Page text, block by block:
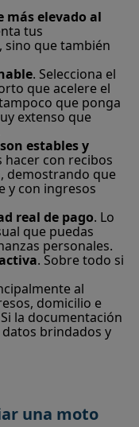
más elevado al
tus
sino que también
. Selecciona el
que acelere el
que ponga
extenso que
estables y
hacer con recibos
demostrando que
y con ingresos
real de pago. Lo
que puedas
personales.
. Sobre todo si
al
domicilio e
la documentación
brindados y
una moto